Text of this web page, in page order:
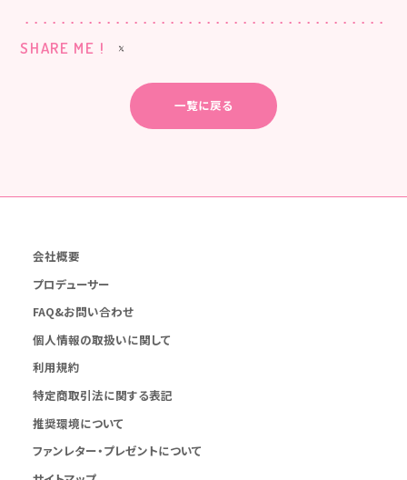
SHARE ME !
一覧に戻る
会社概要
プロデューサー
FAQ&お問い合わせ
個人情報の取扱いに関して
利用規約
特定商取引法に関する表記
推奨環境について
ファンレター・プレゼントについて